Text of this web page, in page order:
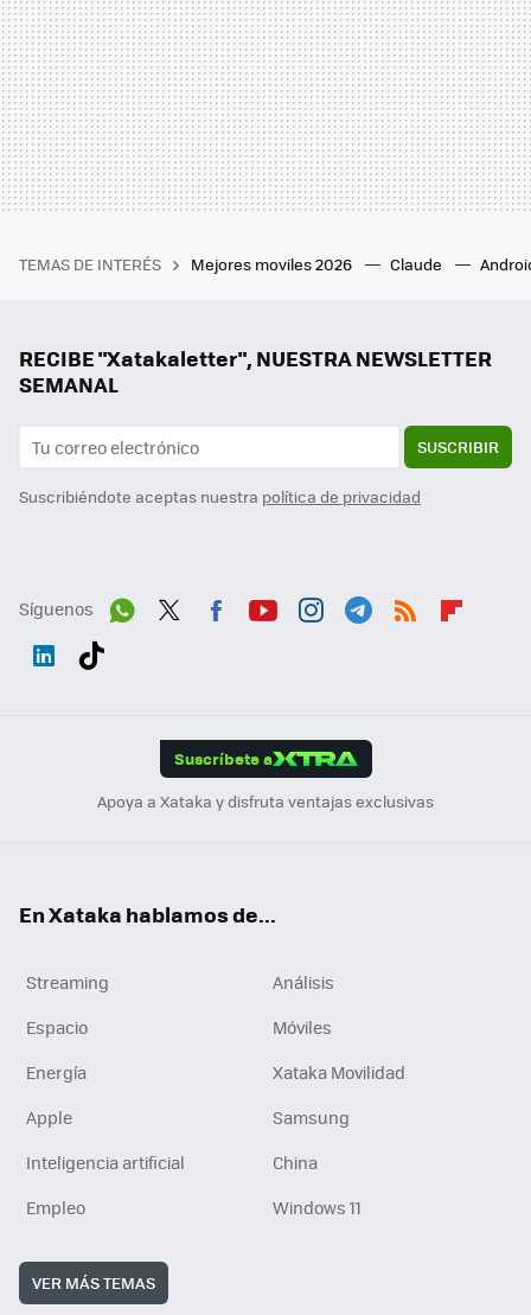
TEMAS DE INTERÉS Mejores moviles 2026 Claude
RECIBE "Xatakaletter", NUESTRA NEWSLETTER
SEMANAL
SUSCRIBIR
Suscribiéndote aceptas nuestra política de privacidad
Síguenos
Suscríbete a
Apoya a Xataka y disfruta ventajas exclusivas
En Xataka hablamos de...
Streaming
Análisis
Espacio
Móviles
Energía
Xataka Movilidad
Apple
Samsung
Inteligencia artificial
China
Empleo
Windows 11
VER MÁS TEMAS